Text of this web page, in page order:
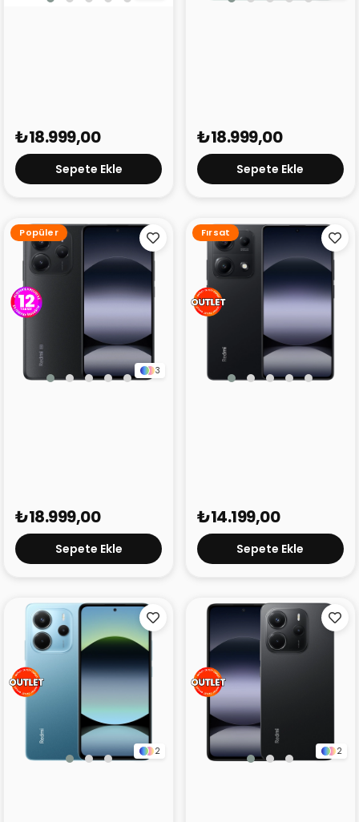
₺18.999,00
Sepete Ekle
₺18.999,00
Sepete Ekle
3
₺18.999,00
Sepete Ekle
Popüler
₺14.199,00
Sepete Ekle
Fırsat
2 2